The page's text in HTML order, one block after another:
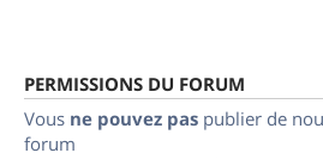
PERMISSIONS DU FORUM
Vous ne pouvez pas publier de
forum